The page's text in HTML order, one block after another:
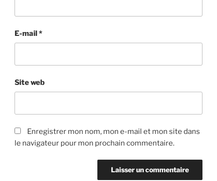
E-mail*
Site web
Enregistrer mon nom, mon e-mail et mon site dans
le navigateur pour mon prochain commentaire.